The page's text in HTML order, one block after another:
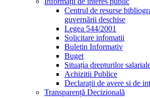
Centrul de resurse
guvernării deschise
Legea 544/2001
Solicitare infomatii
Buletin Informativ
Buget
Situația drepturilor
Achizitii Publice
Declarații de avere si de
Transparență Decizională